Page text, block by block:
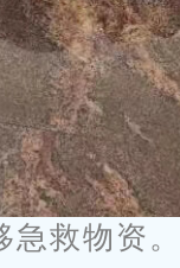
急救物资